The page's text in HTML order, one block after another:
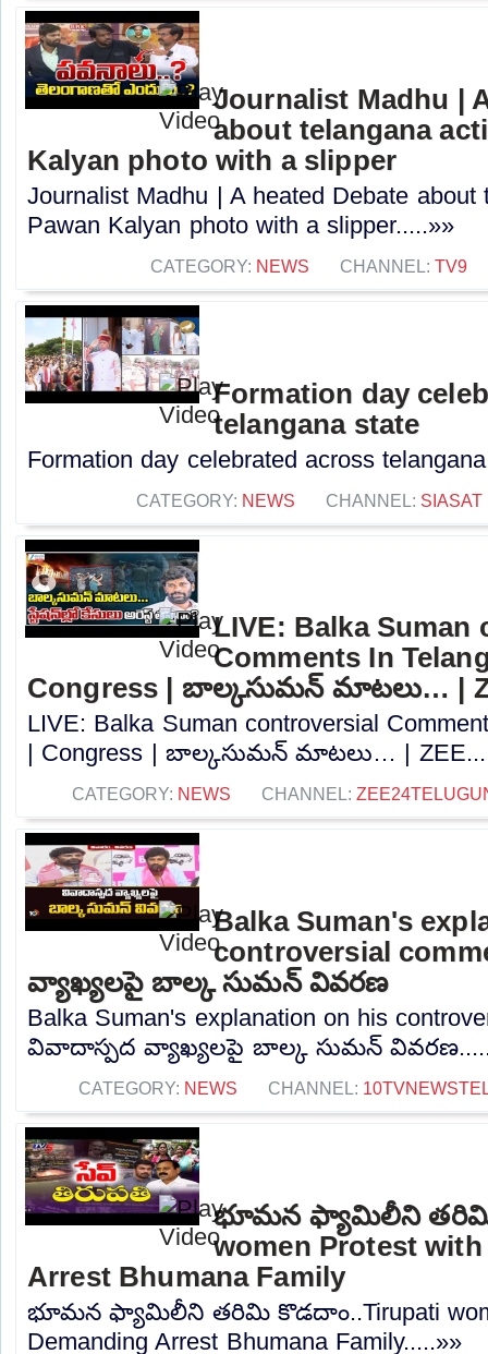
Journalist Madhu |
about telangana
Kalyan photo with a slipper
Journalist Madhu | A heated Debate about
Pawan Kalyan photo with a slipper.....»»
CATEGORY: NEWS CHANNEL: TV9
Formation day
telangana state
Formation day celebrated across
CATEGORY: NEWS CHANNEL: SIASAT
LIVE: Balka Suman
Comments In
Congress | బాల్కసుమన్‌ మాటలు… |
LIVE: Balka Suman controversial
| Congress | బాల్కసుమన్‌ మాటలు… |
CATEGORY: NEWS CHANNEL:
Balka Suman's
controversial
వ్యాఖ్యలపై బాల్క సుమన్ వివరణ
Balka Suman's explanation on his
వివాదాస్పద వ్యాఖ్యలపై బాల్క సుమన్
CATEGORY: NEWS CHANNEL:
భూమన ఫ్యామిలీని తరిమి
women Protest
Arrest Bhumana Family
భూమన ఫ్యామిలీని తరిమి కొడదాం..Tirupati
Demanding Arrest Bhumana Family.....»»